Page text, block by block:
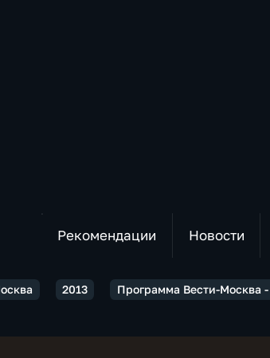
Рекомендации Новости
2013 Программа Вести-Москва